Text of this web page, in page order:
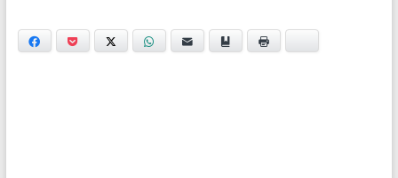
Facebook Pocket Twitter WhatsApp Bookmark